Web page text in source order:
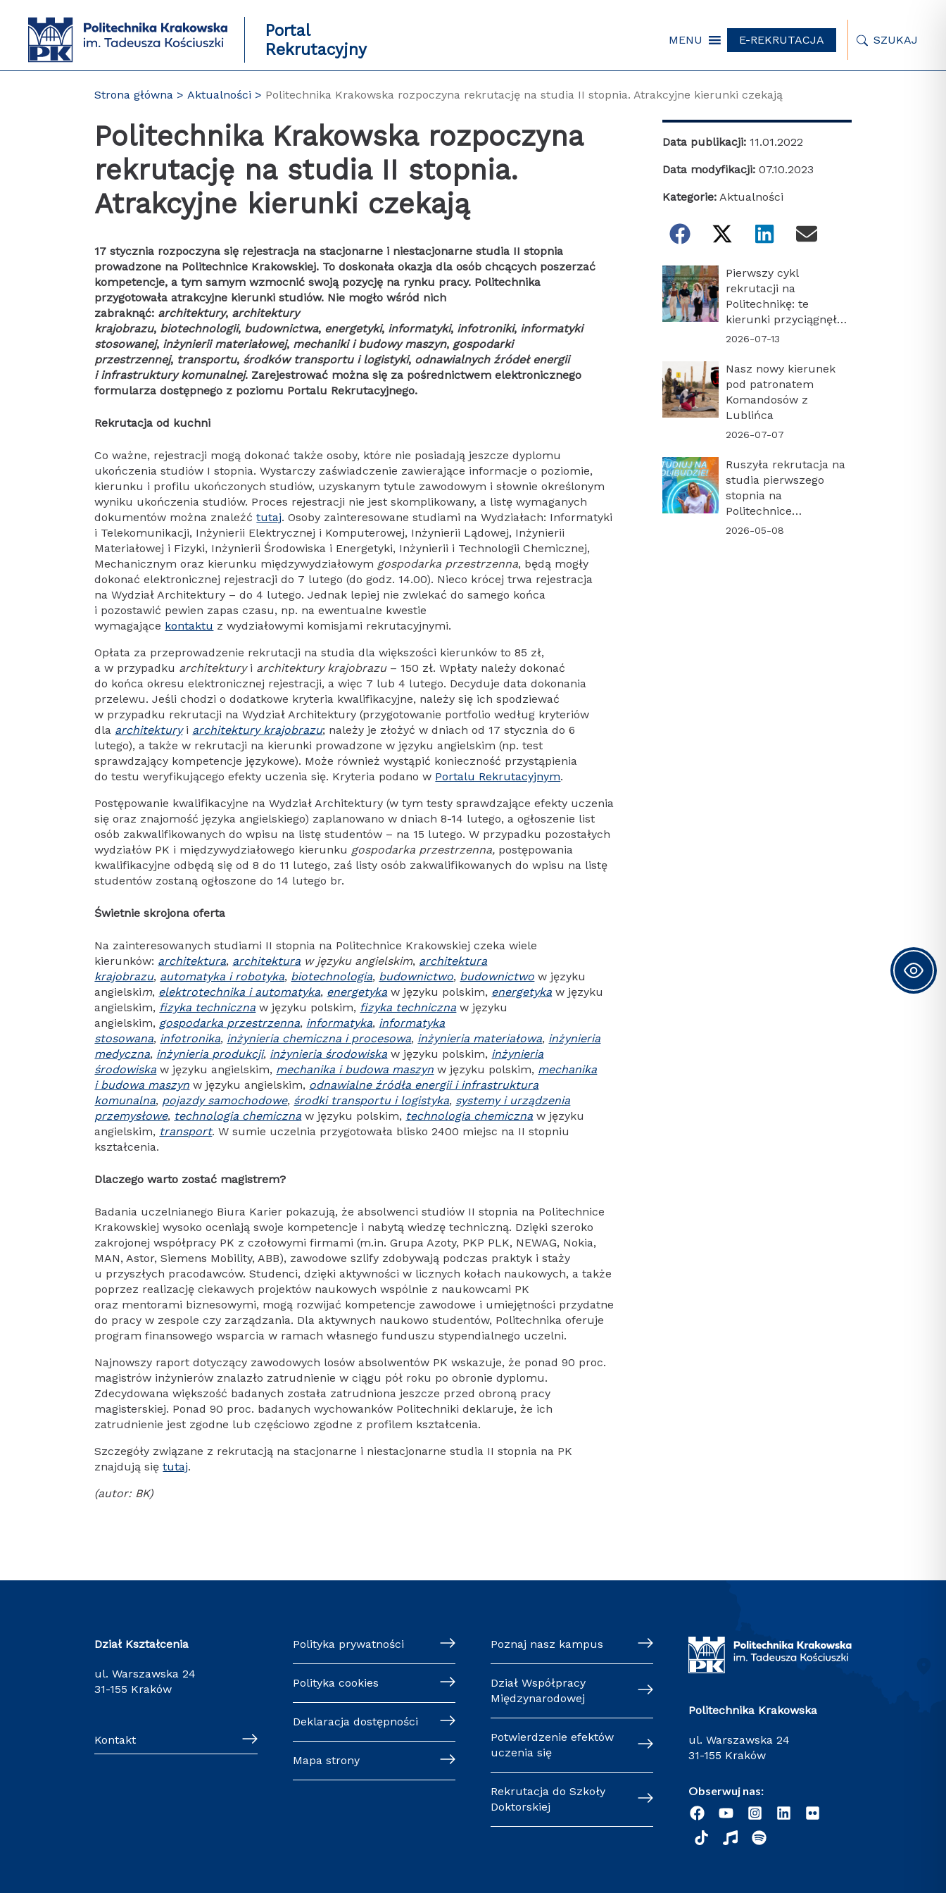
zawartości
Portal
Rekrutacyjny
MENU E-REKRUTACJA SZUKAJ
Strona główna Aktualności Politechnika Krakowska rozpoczyna rekrutację na studia II stopnia. Atrakcyjne kierunki czekają
Politechnika Krakowska rozpoczyna
rekrutację na studia II stopnia.
Atrakcyjne kierunki czekają
17 stycznia rozpoczyna się rejestracja na stacjonarne i niestacjonarne studia II stopnia
prowadzone na Politechnice Krakowskiej. To doskonała okazja dla osób chcących poszerzać
kompetencje, a tym samym wzmocnić swoją pozycję na rynku pracy. Politechnika
przygotowała atrakcyjne kierunki studiów. Nie mogło wśród nich
zabraknąć: architektury, architektury
krajobrazu, biotechnologii, budownictwa, energetyki, informatyki, infotroniki, informatyki
stosowanej, inżynierii materiałowej, mechaniki i budowy maszyn, gospodarki
przestrzennej, transportu, środków transportu i logistyki, odnawialnych źródeł energii
i infrastruktury komunalnej. Zarejestrować można się za pośrednictwem elektronicznego
formularza dostępnego z poziomu Portalu Rekrutacyjnego.
Rekrutacja od kuchni
Co ważne, rejestracji mogą dokonać także osoby, które nie posiadają jeszcze dyplomu
ukończenia studiów I stopnia. Wystarczy zaświadczenie zawierające informacje o poziomie,
kierunku i profilu ukończonych studiów, uzyskanym tytule zawodowym i słownie określonym
wyniku ukończenia studiów. Proces rejestracji nie jest skomplikowany, a listę wymaganych
dokumentów można znaleźćtutaj. Osoby zainteresowane studiami na Wydziałach: Informatyki
i Telekomunikacji, Inżynierii Elektrycznej i Komputerowej, Inżynierii Lądowej, Inżynierii
Materiałowej i Fizyki, Inżynierii Środowiska i Energetyki, Inżynierii i Technologii Chemicznej,
Mechanicznym oraz kierunku międzywydziałowym gospodarka przestrzenna, będą mogły
dokonać elektronicznej rejestracji do 7 lutego (do godz. 14.00). Nieco krócej trwa rejestracja
na Wydział Architektury – do 4 lutego. Jednak lepiej nie zwlekać do samego końca
i pozostawić pewien zapas czasu, np. na ewentualne kwestie
wymagające kontaktu z wydziałowymi komisjami rekrutacyjnymi.
Opłata za przeprowadzenie rekrutacji na studia dla większości kierunków to 85 zł,
a w przypadku architekturyi architektury krajobrazu– 150 zł. Wpłaty należy dokonać
do końca okresu elektronicznej rejestracji, a więc 7 lub 4 lutego. Decyduje data dokonania
przelewu. Jeśli chodzi o dodatkowe kryteria kwalifikacyjne, należy się ich spodziewać
w przypadku rekrutacji na Wydział Architektury (przygotowanie portfolio według kryteriów
dla architekturyi architektury krajobrazu; należy je złożyć w dniach od 17 stycznia do 6
lutego), a także w rekrutacji na kierunki prowadzone w języku angielskim (np. test
sprawdzający kompetencje językowe). Może również wystąpić konieczność przystąpienia
do testu weryfikującego efekty uczenia się. Kryteria podano w Portalu Rekrutacyjnym.
Postępowanie kwalifikacyjne na Wydział Architektury (w tym testy sprawdzające efekty uczenia
się oraz znajomość języka angielskiego) zaplanowano w dniach 8-14 lutego, a ogłoszenie list
osób zakwalifikowanych do wpisu na listę studentów – na 15 lutego. W przypadku pozostałych
wydziałów PK i międzywydziałowego kierunku gospodarka przestrzenna, postępowania
kwalifikacyjne odbędą się od 8 do 11 lutego, zaś listy osób zakwalifikowanych do wpisu na listę
studentów zostaną ogłoszone do 14 lutego br.
Świetnie skrojona oferta
Na zainteresowanych studiami II stopnia na Politechnice Krakowskiej czeka wiele
kierunków: architektura, architektura w języku angielskim, architektura
krajobrazu, automatyka i robotyka, biotechnologia, budownictwo, budownictwo w języku
angielskim, elektrotechnika i automatyka, energetyka w języku polskim, energetyka w języku
angielskim, fizyka techniczna w języku polskim, fizyka techniczna w języku
angielskim, gospodarka przestrzenna, informatyka, informatyka
stosowana, infotronika, inżynieria chemiczna i procesowa, inżynieria materiałowa, inżynieria
medyczna, inżynieria produkcji, inżynieria środowiska w języku polskim, inżynieria
środowiska w języku angielskim, mechanika i budowa maszyn w języku polskim, mechanika
i budowa maszyn w języku angielskim, odnawialne źródła energii i infrastruktura
komunalna, pojazdy samochodowe, środki transportu i logistyka, systemy i urządzenia
przemysłowe, technologia chemiczna w języku polskim, technologia chemiczna w języku
angielskim, transport. W sumie uczelnia przygotowała blisko 2400 miejsc na II stopniu
kształcenia.
Dlaczego warto zostać magistrem?
Badania uczelnianego Biura Karier pokazują, że absolwenci studiów II stopnia na Politechnice
Krakowskiej wysoko oceniają swoje kompetencje i nabytą wiedzę techniczną. Dzięki szeroko
zakrojonej współpracy PK z czołowymi firmami (m.in. Grupa Azoty, PKP PLK, NEWAG, Nokia,
MAN, Astor, Siemens Mobility, ABB), zawodowe szlify zdobywają podczas praktyk i staży
u przyszłych pracodawców. Studenci, dzięki aktywności w licznych kołach naukowych, a także
poprzez realizację ciekawych projektów naukowych wspólnie z naukowcami PK
oraz mentorami biznesowymi, mogą rozwijać kompetencje zawodowe i umiejętności przydatne
do pracy w zespole czy zarządzania. Dla aktywnych naukowo studentów, Politechnika oferuje
program finansowego wsparcia w ramach własnego funduszu stypendialnego uczelni.
Najnowszy raport dotyczący zawodowych losów absolwentów PK wskazuje, że ponad 90 proc.
magistrów inżynierów znalazło zatrudnienie w ciągu pół roku po obronie dyplomu.
Zdecydowana większość badanych została zatrudniona jeszcze przed obroną pracy
magisterskiej. Ponad 90 proc. badanych wychowanków Politechniki deklaruje, że ich
zatrudnienie jest zgodne lub częściowo zgodne z profilem kształcenia.
Szczegóły związane z rekrutacją na stacjonarne i niestacjonarne studia II stopnia na PK
znajdują siętutaj.
(autor: BK)
Data publikacji: 11.01.2022
Data modyfikacji: 07.10.2023
Kategorie: Aktualności
Pierwszy cykl
rekrutacji na
Politechnikę: te
kierunki przyciągnęły
najwięcej kandydatów!
2026-07-13
Nasz nowy kierunek
pod patronatem
Komandosów z
Lublińca
2026-07-07
Ruszyła rekrutacja na
studia pierwszego
stopnia na
Politechnice
Krakowskiej. Sprawdź
2026-05-08
Dział Kształcenia
ul. Warszawska 24
31-155 Kraków
Kontakt
Polityka prywatności
Polityka cookies
Deklaracja dostępności
Mapa strony
Poznaj nasz kampus
Dział Współpracy
Międzynarodowej
Potwierdzenie efektów
uczenia się
Rekrutacja do Szkoły
Doktorskiej
Politechnika Krakowska
ul. Warszawska 24
31-155 Kraków
Obserwuj nas: